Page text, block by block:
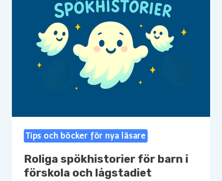
Tips och böcker för nya läsare
Roliga spökhistorier för barn i
förskola och lågstadiet